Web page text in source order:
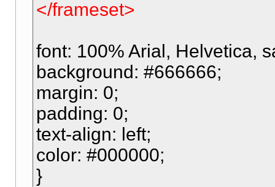
</frameset>
font: 100% Arial, Helvetica,
background: #666666;
margin: 0;
padding: 0;
text-align: left;
color: #000000;
}